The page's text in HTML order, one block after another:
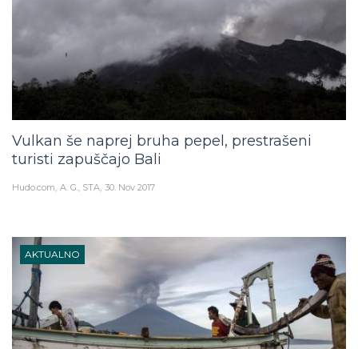
Vulkan še naprej bruha pepel, prestrašeni
turisti zapuščajo Bali
Hudo.com A. G., STA 30. Nov 2017
AKTUALNO